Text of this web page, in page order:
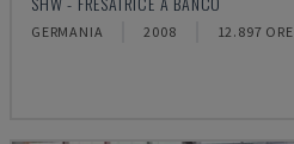
GERMANIA 2008 12.897 ORE